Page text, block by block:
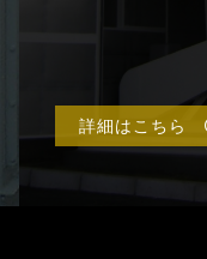
詳細はこちら